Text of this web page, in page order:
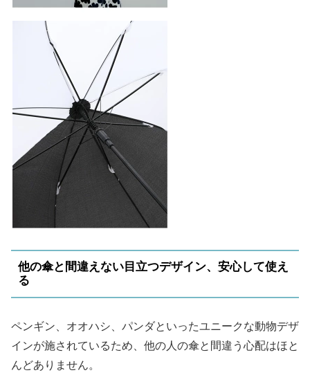
他の傘と間違えない目立つデザイン、安心して使え
る
ペンギン、オオハシ、パンダといったユニークな動物デザ
インが施されているため、他の人の傘と間違う心配はほと
んどありません。